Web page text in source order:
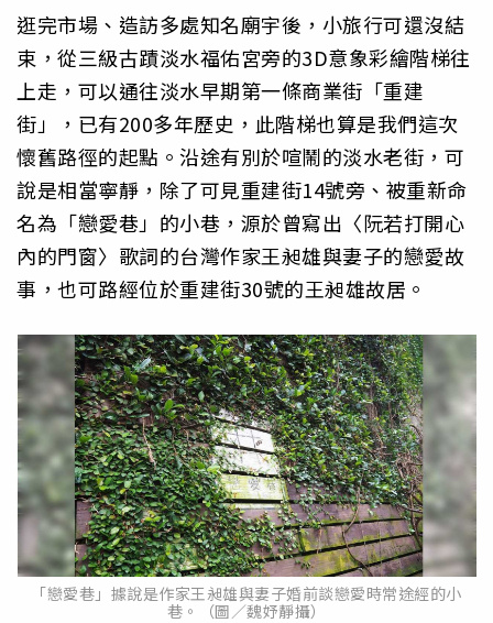
逛完市場、造訪多處知名廟宇後，小旅行可還沒結
束，從三級古蹟淡水福佑宮旁的3D意象彩繪階梯往
上走，可以通往淡水早期第一條商業街「重建
街」，已有200多年歷史，此階梯也算是我們這次
懷舊路徑的起點。沿途有別於喧鬧的淡水老街，可
說是相當寧靜，除了可見重建街14號旁、被重新命
名為「戀愛巷」的小巷，源於曾寫出〈阮若打開心
內的門窗〉歌詞的台灣作家王昶雄與妻子的戀愛故
事，也可路經位於重建街30號的王昶雄故居。
「戀愛巷」據說是作家王昶雄與妻子婚前談戀愛時常途經的小
巷。（圖／魏妤靜攝）